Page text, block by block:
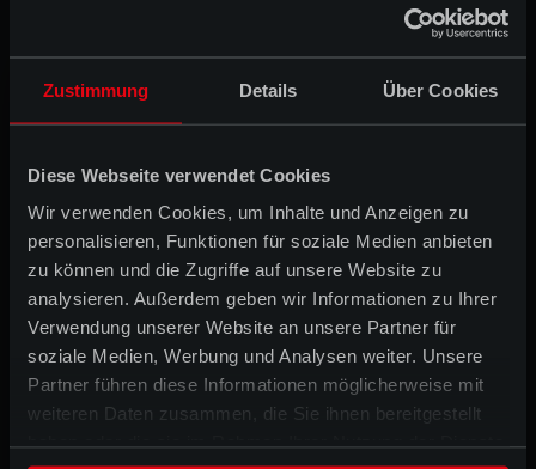
Zustimmung Details Über Cookies
Diese Webseite verwendet Cookies
Wir verwenden Cookies, um Inhalte und Anzeigen zu
personalisieren, Funktionen für soziale Medien anbieten
zu können und die Zugriffe auf unsere Website zu
analysieren. Außerdem geben wir Informationen zu Ihrer
Verwendung unserer Website an unsere Partner für
soziale Medien, Werbung und Analysen weiter. Unsere
Partner führen diese Informationen möglicherweise mit
weiteren Daten zusammen, die Sie ihnen bereitgestellt
haben oder die sie im Rahmen Ihrer Nutzung der Dienste
Kunden fördern wir eine effiziente, ergebnisorientierte
Zusammenarbeit und schaffen Qualität, Innovation und
KONTAKTIEREN SIE UNS FÜR IHR NÄCHSTES
BAUPROJEKT
UNSERE PROJEKTE
BRICKHUB BERLIN 3YARDS
ALLE PROJEKTE